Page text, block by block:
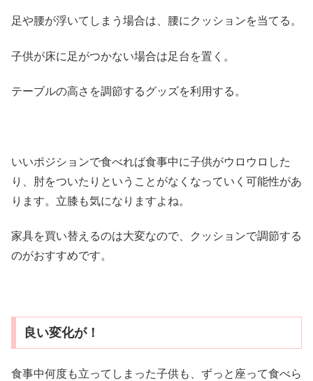
足や腰が浮いてしまう場合は、腰にクッションを当てる。
子供が床に足がつかない場合は足台を置く。
テーブルの高さを調節するグッズを利用する。
いいポジションで食べれば食事中に子供がウロウロした
り、肘をついたりということがなくなっていく可能性があ
ります。立膝も気になりますよね。
家具を買い替えるのは大変なので、クッションで調節する
のがおすすめです。
良い変化が！
食事中何度も立ってしまった子供も、ずっと座って食べら